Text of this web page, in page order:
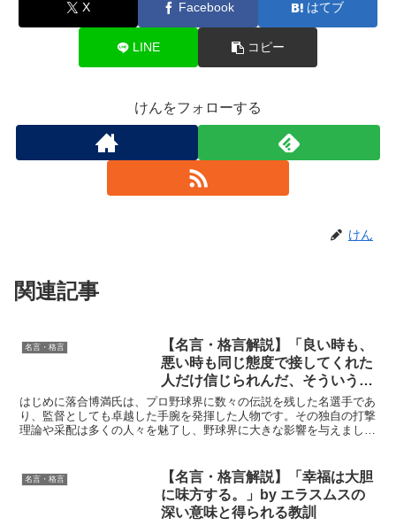
X Facebook はてブ
LINE コピー
けんをフォローする
けん
関連記事
名言・格言
【名言・格言解説】「良い時も、
悪い時も同じ態度で接してくれた
人だけ信じられんだ、そういう人
と一生つきあっていきたい。」by
落合博満の深い意味と得られる教
訓
はじめに落合博満氏は、プロ野球界に数々の伝説を残した名選手であ
り、監督としても卓越した手腕を発揮した人物です。その独自の打撃
理論や采配は多くの人々を魅了し、野球界に大きな影響を与えまし
名言・格言
【名言・格言解説】「幸福は大胆
に味方する。」by エラスムスの
深い意味と得られる教訓